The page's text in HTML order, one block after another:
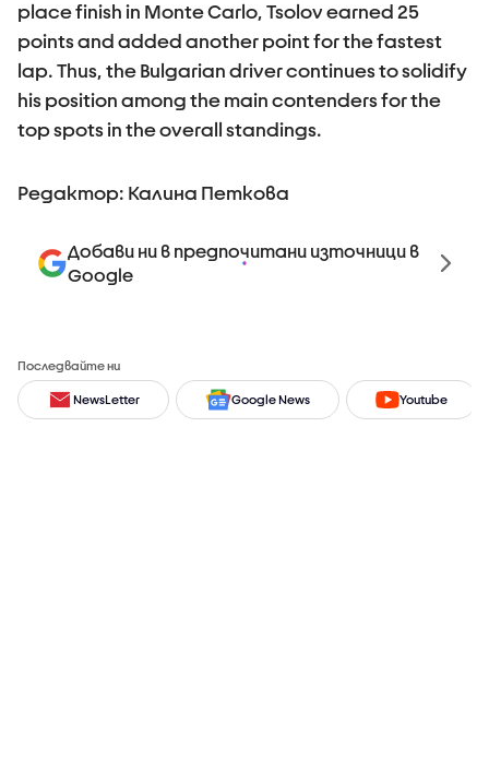
place finish in Monte Carlo, Tsolov earned 25
points and added another point for the fastest
lap. Thus, the Bulgarian driver continues to solidify
his position among the main contenders for the
top spots in the overall standings.
Редактор: Калина Петкова
Добави ни в предпочитани източници в
Google
Последвайте ни
NewsLetter Google News Youtube